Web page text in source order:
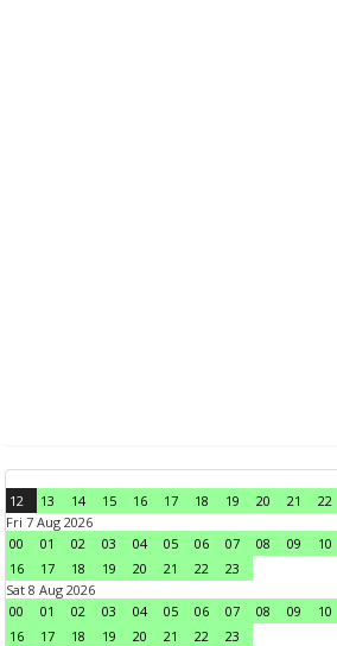
12 13 14 15 16 17 18 19 20 21 22
Fri 7 Aug 2026
00
01 02 03 04 05 06 07 08 09 10
16
17 18 19 20 21 22
23
Sat 8 Aug 2026
00
01 02 03 04 05 06 07 08 09 10
16
17 18 19 20 21 22
23